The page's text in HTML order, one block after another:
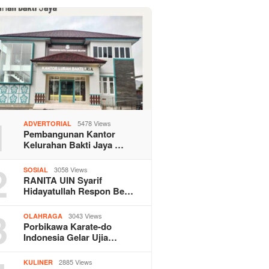
ADVERTORIAL 5478 Views
Pembangunan Kantor
Kelurahan Bakti Jaya …
SOSIAL 3058 Views
RANITA UIN Syarif
Hidayatullah Respon Be…
OLAHRAGA 3043 Views
Porbikawa Karate-do
Indonesia Gelar Ujia…
KULINER 2885 Views